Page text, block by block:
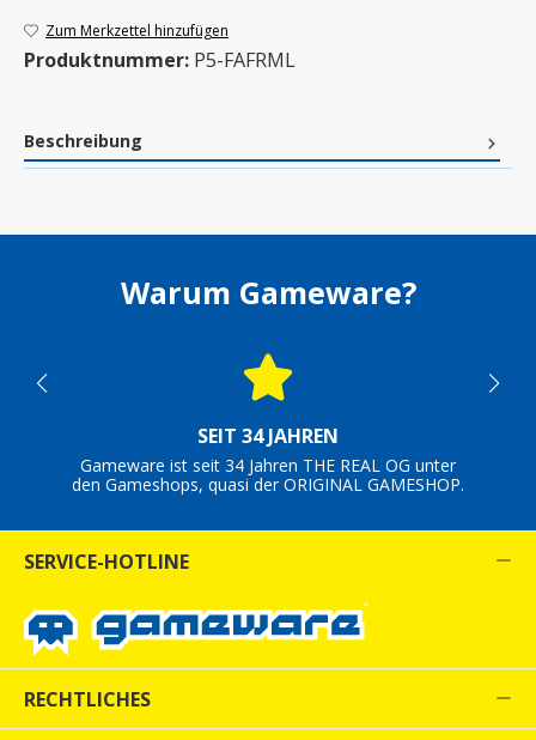
Zum Merkzettel hinzufügen
Produktnummer: P5-FAFRML
Beschreibung
Warum Gameware?
SEIT 34 JAHREN
Gameware ist seit 34 Jahren THE REAL OG unter
den Gameshops, quasi der ORIGINAL GAMESHOP.
SERVICE-HOTLINE
RECHTLICHES